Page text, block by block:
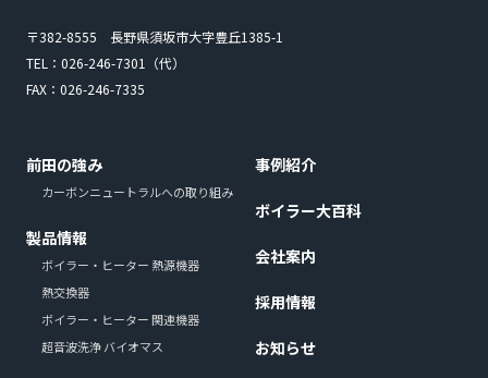
〒382-8555 長野県須坂市大字豊丘1385-1
TEL： 026-246-7301
（代）
FAX：026-246-7335
前田の強み
カーボンニュートラルへの取り組み
製品情報
ボイラー・ヒーター 熱源機器
熱交換器
ボイラー・ヒーター 関連機器
超音波洗浄 バイオマス
事例紹介
ボイラー大百科
会社案内
採用情報
お知らせ